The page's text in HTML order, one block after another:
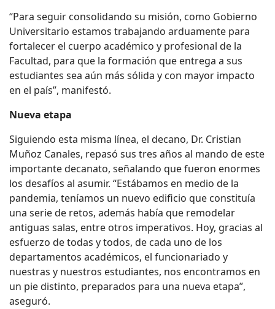
“Para seguir consolidando su misión, como Gobierno
Universitario estamos trabajando arduamente para
fortalecer el cuerpo académico y profesional de la
Facultad, para que la formación que entrega a sus
estudiantes sea aún más sólida y con mayor impacto
en el país”, manifestó.
Nueva etapa
Siguiendo esta misma línea, el decano, Dr. Cristian
Muñoz Canales, repasó sus tres años al mando de este
importante decanato, señalando que fueron enormes
los desafíos al asumir. “Estábamos en medio de la
pandemia, teníamos un nuevo edificio que constituía
una serie de retos, además había que remodelar
antiguas salas, entre otros imperativos. Hoy, gracias al
esfuerzo de todas y todos, de cada uno de los
departamentos académicos, el funcionariado y
nuestras y nuestros estudiantes, nos encontramos en
un pie distinto, preparados para una nueva etapa”,
aseguró.